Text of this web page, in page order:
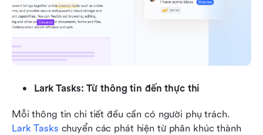
Lark Tasks: Từ thông tin đến thực thi
Lark Tasks chuyển các phát hiện từ phân khúc thành